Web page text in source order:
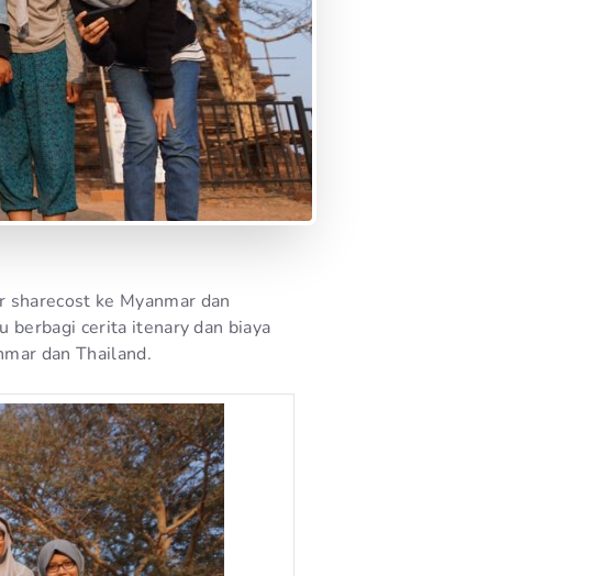
sharecost ke Myanmar dan
berbagi cerita itenary dan biaya
dan Thailand.